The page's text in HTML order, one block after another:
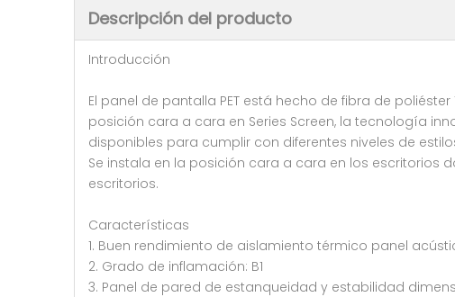
Descripción del producto
Introducción
El panel de pantalla PET está hecho de fibra de
posición cara a cara en Series Screen, la tecnología
disponibles para cumplir con diferentes niveles de
Se instala en la posición cara a cara en los escritorios
escritorios.
Características
1. Buen rendimiento de aislamiento térmico panel
2. Grado de inflamación: B1
3. Panel de pared de estanqueidad y estabilidad